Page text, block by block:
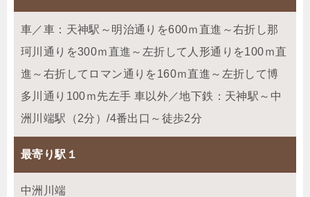
車／車：天神駅～明治通りを600ｍ直進～右折し那
珂川通りを300ｍ直進～左折して人形通りを100ｍ直
進～右折してロマン通りを160ｍ直進～左折して博
多川通り100ｍ先左手 車以外／地下鉄：天神駅～中
洲川端駅（2分）/4番出口～徒歩2分
最寄り駅１
中洲川端